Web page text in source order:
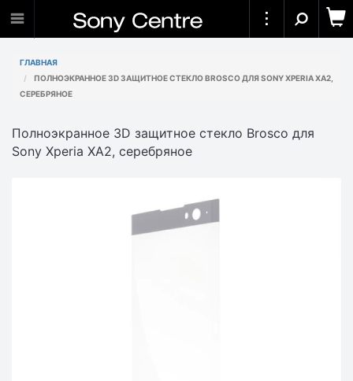
ГЛАВНАЯ
ПОЛНОЭКРАННОЕ 3D ЗАЩИТНОЕ СТЕКЛО BROSCO ДЛЯ SONY XPERIA XA2,
СЕРЕБРЯНОЕ
Полноэкранное 3D защитное стекло Brosco для
Sony Xperia XA2, серебряное